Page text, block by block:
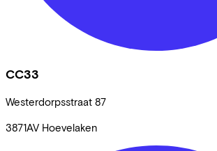
CC33
Westerdorpsstraat 87
3871AV Hoevelaken